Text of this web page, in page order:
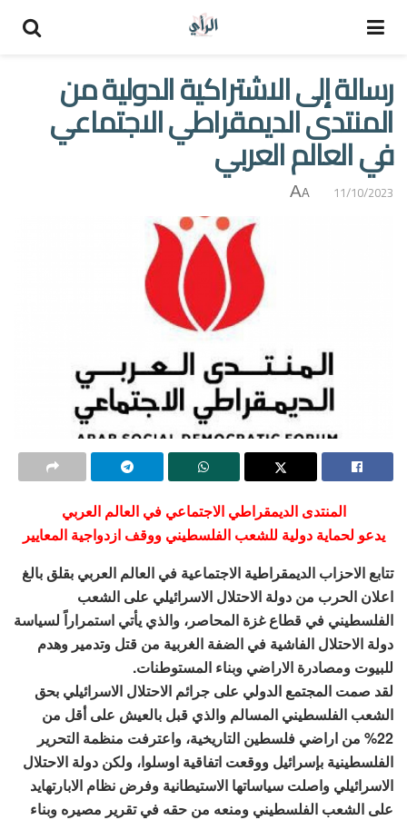
رسالة إلى الاشتراكية الدولية من
المنتدى الديمقراطي الاجتماعي
في العالم العربي
11/10/2023
A
A
المنتدى الديمقراطي الاجتماعي في العالم العربي
يدعو لحماية دولية للشعب الفلسطيني ووقف ازدواجية المعايير
تتابع الاحزاب الديمقراطية الاجتماعية في العالم العربي بقلق بالغ
اعلان الحرب من دولة الاحتلال الاسرائيلي على الشعب
الفلسطيني في قطاع غزة المحاصر، والذي يأتي استمراراً لسياسة
دولة الاحتلال الفاشية في الضفة الغربية من قتل وتدمير وهدم
للبيوت ومصادرة الاراضي وبناء المستوطنات.
لقد صمت المجتمع الدولي على جرائم الاحتلال الاسرائيلي بحق
الشعب الفلسطيني المسالم والذي قبل بالعيش على أقل من
22% من اراضي فلسطين التاريخية، واعترفت منظمة التحرير
الفلسطينية بإسرائيل ووقعت اتفاقية اوسلوا، ولكن دولة الاحتلال
الاسرائيلي واصلت سياساتها الاستيطانية وفرض نظام الابارتهايد
على الشعب الفلسطيني ومنعه من حقه في تقرير مصيره وبناء